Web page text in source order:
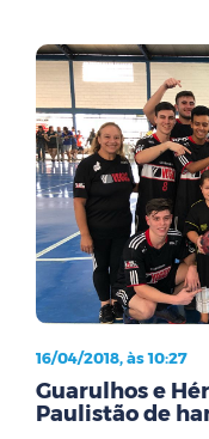
16/04/2018, às 10:27
Guarulhos e
Paulistão de